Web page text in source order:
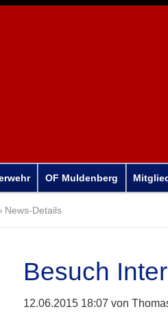
OF Muldenberg
News-Details
Besuch
12.06.2015 18:07 von